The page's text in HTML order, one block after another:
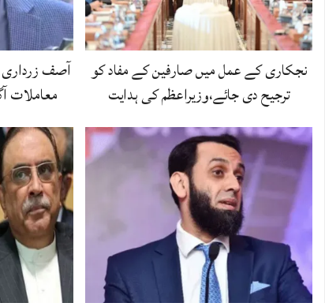
نجکاری کے عمل میں صارفین کے مفاد کو
ترجیح دی جائے،وزیراعظم کی ہدایت
آصف زرداری
معاملات